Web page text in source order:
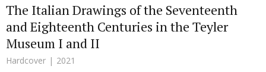
The Italian Drawings of the Seventeenth
and Eighteenth Centuries in the Teyler
Museum I and II
Hardcover 2021